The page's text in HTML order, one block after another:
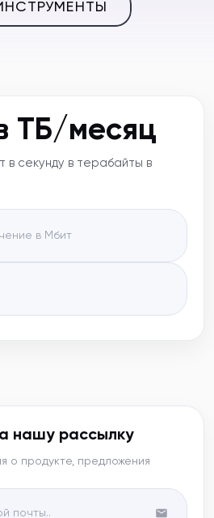
ТБ/месяц
в секунду в терабайты в
нашу рассылку
о продукте, предложения